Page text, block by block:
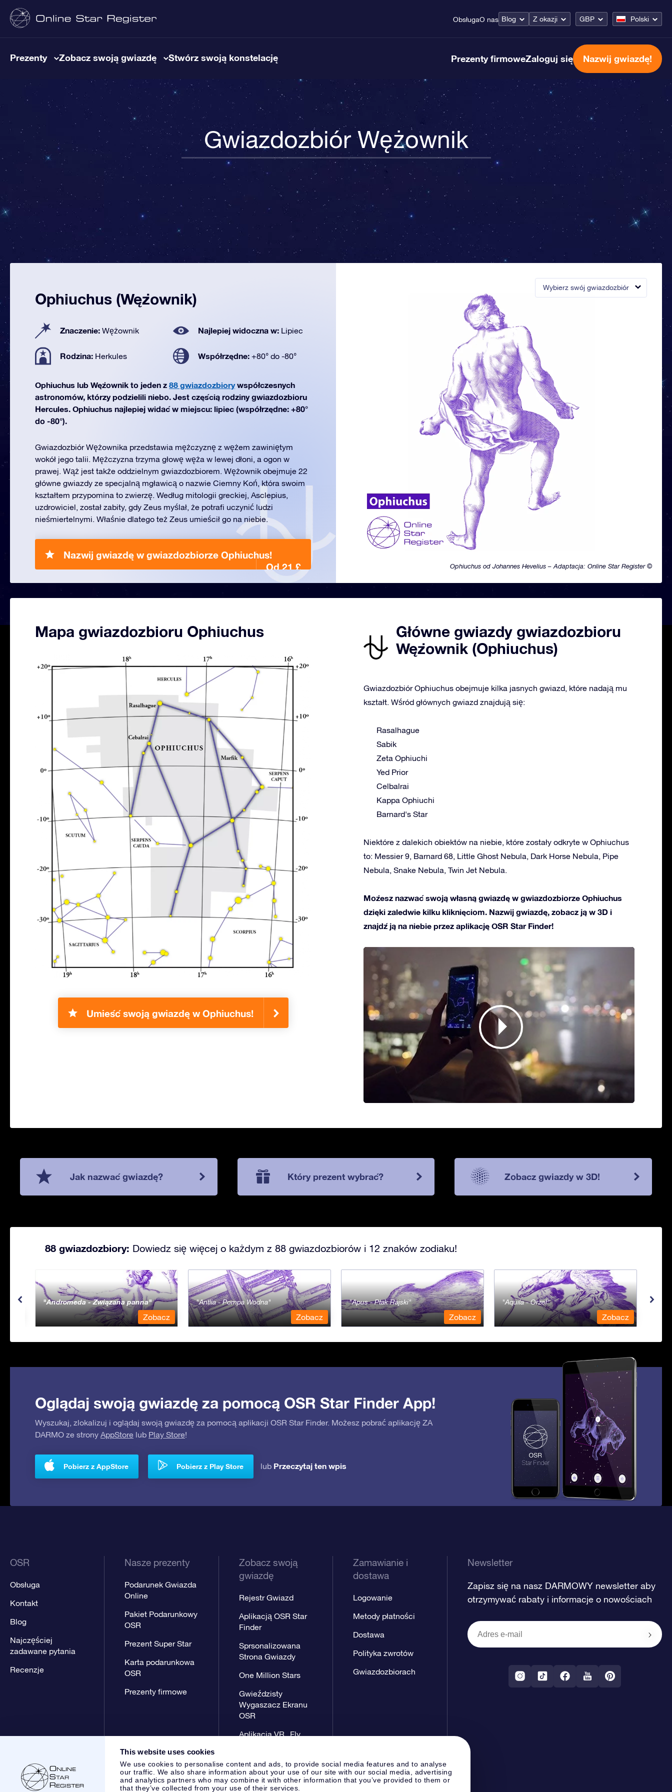
This website uses cookies
We use cookies to personalise content and ads, to provide social media features and to analyse
our traffic. We also share information about your use of our site with our social media, advertising
and analytics partners who may combine it with other information that you’ve provided to them or
that they’ve collected from your use of their services.
ObsługaO nas Blog Z okazji GBP Polski
Prezenty Zobacz swoją gwiazdę Stwórz swoją konstelację Prezenty firmoweZaloguj się Nazwij gwiazdę!
Gwiazdozbiór Wężownik
Wybierz swój gwiazdozbiór
Ophiuchus od Johannes Hevelius – Adaptacja: Online Star Register ©
Ophiuchus (Wężownik)
Znaczenie: Wężownik Najlepiej widoczna w: Lipiec
Rodzina: Herkules Współrzędne: +80° do -80°
Ophiuchus lub Wężownik to jeden z 88 gwiazdozbiorywspółczesnych
astronomów, którzy podzielili niebo. Jest częścią rodziny gwiazdozbioru
Hercules. Ophiuchus najlepiej widać w miejscu: lipiec (współrzędne: +80°
do -80°).
Gwiazdozbiór Wężownika przedstawia mężczyznę z wężem zawiniętym
wokół jego talii. Mężczyzna trzyma głowę węża w lewej dłoni, a ogon w
prawej. Wąż jest także oddzielnym gwiazdozbiorem. Wężownik obejmuje 22
główne gwiazdy ze specjalną mgławicą o nazwie Ciemny Koń, która swoim
kształtem przypomina to zwierzę. Według mitologii greckiej, Asclepius,
uzdrowiciel, został zabity, gdy Zeus myślał, że potrafi uczynić ludzi
nieśmiertelnymi. Właśnie dlatego też Zeus umieścił go na niebie.
Nazwij gwiazdę w gwiazdozbiorze Ophiuchus!
Od 21 £
Mapa gwiazdozbioru Ophiuchus
Umieść swoją gwiazdę w Ophiuchus!
Główne gwiazdy gwiazdozbioru
Wężownik (Ophiuchus)
Gwiazdozbiór Ophiuchus obejmuje kilka jasnych gwiazd, które nadają mu
kształt. Wśród głównych gwiazd znajdują się:
Rasalhague
Sabik
Zeta Ophiuchi
Yed Prior
Celbalrai
Kappa Ophiuchi
Barnard's Star
Niektóre z dalekich obiektów na niebie, które zostały odkryte w Ophiuchus
to: Messier 9, Barnard 68, Little Ghost Nebula, Dark Horse Nebula, Pipe
Nebula, Snake Nebula, Twin Jet Nebula.
Możesz nazwać swoją własną gwiazdę w gwiazdozbiorze Ophiuchus
dzięki zaledwie kilku kliknięciom. Nazwij gwiazdę, zobacz ją w 3D i
znajdź ją na niebie przez aplikację OSR Star Finder!
Jak nazwać gwiazdę? Który prezent wybrać? Zobacz gwiazdy w 3D!
88 gwiazdozbiory: Dowiedz się więcej o każdym z 88 gwiazdozbiorów i 12 znaków zodiaku!
Andromeda - Związana panna
Zobacz
Antlia - Pompa Wodna
Zobacz
Apus - Ptak Rajski
Zobacz
Aquila - Orzeł
Zobacz
Oglądaj swoją gwiazdę za pomocą OSR Star Finder App!
Wyszukaj, zlokalizuj i oglądaj swoją gwiazdę za pomocą aplikacji OSR Star Finder. Możesz pobrać aplikację ZA
DARMO ze strony AppStore lub Play Store!
Pobierz z AppStore Pobierz z Play Store lub Przeczytaj ten wpis
OSR
Obsługa
Kontakt
Blog
Najczęściej
zadawane pytania
Recenzje
Nasze prezenty
Podarunek Gwiazda
Online
Pakiet Podarunkowy
OSR
Prezent Super Star
Karta podarunkowa
OSR
Prezenty firmowe
Zobacz swoją
gwiazdę
Rejestr Gwiazd
Aplikacją OSR Star
Finder
Sprsonalizowana
Strona Gwiazdy
One Million Stars
Gwieździsty
Wygaszacz Ekranu
OSR
Aplikacja VR „Fly
Zamawianie i
dostawa
Logowanie
Metody płatności
Dostawa
Polityka zwrotów
Gwiazdozbiorach
Newsletter
Zapisz się na nasz DARMOWY newsletter aby
otrzymywać rabaty i informacje o nowościach